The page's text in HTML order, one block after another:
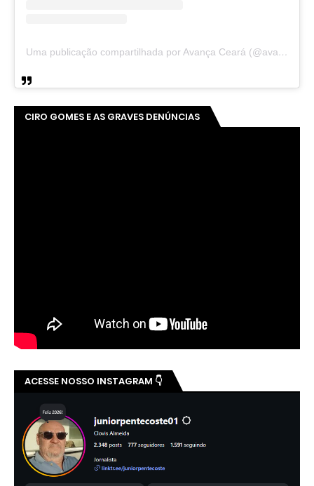
Uma publicação compartilhada por Avança Ceará (@avancaceara)
CIRO GOMES E AS GRAVES DENÚNCIAS
ACESSE NOSSO INSTAGRAM 👇